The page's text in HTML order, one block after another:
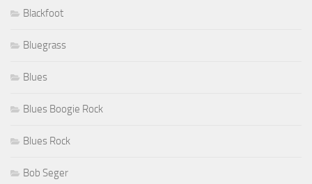
Blackfoot
Bluegrass
Blues
Blues Boogie Rock
Blues Rock
Bob Seger